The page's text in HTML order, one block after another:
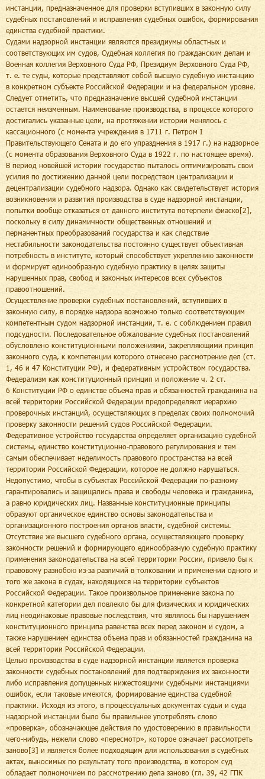
инстанции, предназначенное для проверки вступивших в законную силу
судебных постановлений и исправления судебных ошибок, формирования
единства судебной практики.
Судами надзорной инстанции являются президиумы областных и
соответствующих им судов, Судебная коллегия по гражданским делам и
Военная коллегия Верховного Суда РФ, Президиум Верховного Суда РФ,
т. е. те суды, которые представляют собой высшую судебную инстанцию
в конкретном субъекте Российской Федерации и на федеральном уровне.
Следует отметить, что предназначение высшей судебной инстанции
остается неизменным. Наименование производства, в процессе которого
достигались указанные цели, на протяжении истории менялось с
кассационного (с момента учреждения в 1711 г. Петром I
Правительствующего Сената и до его упразднения в 1917 г.) на надзорное
(с момента образования Верховного Суда в 1922 г. по настоящее время).
В период новейшей истории государство пыталось оптимизировать свои
усилия по достижению данной цели посредством централизации и
децентрализации судебного надзора. Однако как свидетельствует история
возникновения и развития производства в суде надзорной инстанции,
попытки вообще отказаться от данного института потерпели фиаско[2],
поскольку в силу динамичности общественных отношений и
перманентных преобразований государства и как следствие
нестабильности законодательства постоянно существует объективная
потребность в институте, который способствует укреплению законности
и формирует единообразную судебную практику в целях защиты
нарушенных прав, свобод и законных интересов всех субъектов
правоотношений.
Осуществление проверки судебных постановлений, вступивших в
законную силу, в порядке надзора возможно только соответствующим
компетентным судом надзорной инстанции, т. е. с соблюдением правил
подсудности. Последовательное обжалование судебных постановлений
обусловлено конституционными положениями, закрепляющими принцип
законного суда, к компетенции которого отнесено рассмотрение дел (ст.
1, 46 и 47 Конституции РФ), и федеративным устройством государства.
Федерализм как конституционный принцип и положение ч. 2 ст.
6 Конституции РФ о единстве объема прав и обязанностей гражданина на
всей территории Российской Федерации предопределяют иерархию
проверочных инстанций, осуществляющих в пределах своих полномочий
проверку законности решений судов Российской Федерации.
Федеративное устройство государства определяет организацию судебной
системы, единство конституционно-правового регулирования и тем
самым обеспечивает неделимость правового пространства на всей
территории Российской Федерации, которое не должно нарушаться.
Недопустимо, чтобы в субъектах Российской Федерации по-разному
гарантировались и защищались права и свободы человека и гражданина,
а равно юридических лиц. Названные конституционные принципы
образуют органическое единство основы законодательства и
организационного построения органов власти, судебной системы.
Отсутствие же высшего судебного органа, осуществляющего проверку
законности решений и формирующего единообразную судебную практику
применения законодательства на всей территории России, привело бы к
правовому разнобою из-за различий в толковании и применении одного и
того же закона в судах, находящихся на территории субъектов
Российской Федерации. Такое произвольное применение закона по
конкретной категории дел повлекло бы для физических и юридических
лиц неодинаковые правовые последствия, что являлось бы нарушением
конституционного принципа равенства всех перед законом и судом, а
также нарушением единства объема прав и обязанностей гражданина на
всей территории Российской Федерации.
Целью производства в суде надзорной инстанции является проверка
законности судебных постановлений для подтверждения их законности
либо исправления допущенных нижестоящими судебными инстанциями
ошибок, если таковые имеются, формирование единства судебной
практики. Исходя из этого, в процессуальных документах судьи и суда
надзорной инстанции было бы правильнее употреблять слово
«проверка», обозначающее действия по удостоверению в правильности
чего-нибудь, нежели слово «пересмотр», которое означает рассмотреть
заново[3] и является более подходящим для использования в судебных
актах, выносимых по результату того производства, в котором суд
обладает полномочием по рассмотрению дела заново (гл. 39, 42 ГПК